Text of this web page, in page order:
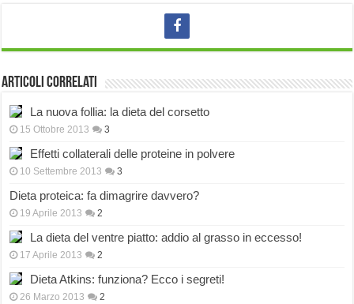
Articoli correlati
La nuova follia: la dieta del corsetto
15 Ottobre 2013 3
Effetti collaterali delle proteine in polvere
10 Settembre 2013 3
Dieta proteica: fa dimagrire davvero?
19 Aprile 2013 2
La dieta del ventre piatto: addio al grasso in eccesso!
17 Aprile 2013 2
Dieta Atkins: funziona? Ecco i segreti!
26 Marzo 2013 2